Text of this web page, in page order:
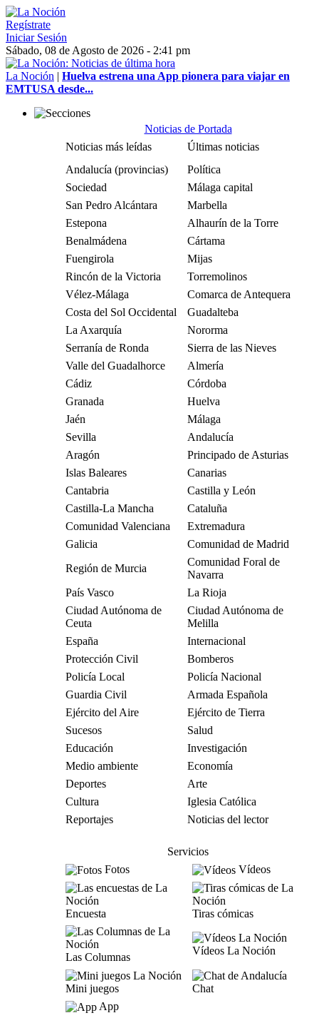
Regístrate
Iniciar Sesión
Sábado, 08 de Agosto de 2026 - 2:41 pm
La Noción | Huelva estrena una App pionera para viajar en
EMTUSA desde...
Noticias de Portada
Noticias más leídas
Últimas noticias
Andalucía (provincias)
Política
Sociedad
Málaga capital
San Pedro Alcántara
Marbella
Estepona
Alhaurín de la Torre
Benalmádena
Cártama
Fuengirola
Mijas
Rincón de la Victoria
Torremolinos
Vélez-Málaga
Comarca de Antequera
Costa del Sol Occidental
Guadalteba
La Axarquía
Nororma
Serranía de Ronda
Sierra de las Nieves
Valle del Guadalhorce
Almería
Cádiz
Córdoba
Granada
Huelva
Jaén
Málaga
Sevilla
Andalucía
Aragón
Principado de Asturias
Islas Baleares
Canarias
Cantabria
Castilla y León
Castilla-La Mancha
Cataluña
Comunidad Valenciana
Extremadura
Galicia
Comunidad de Madrid
Región de Murcia
Comunidad Foral de
Navarra
País Vasco
La Rioja
Ciudad Autónoma de
Ceuta
Ciudad Autónoma de
Melilla
España
Internacional
Protección Civil
Bomberos
Policía Local
Policía Nacional
Guardia Civil
Armada Española
Ejército del Aire
Ejército de Tierra
Sucesos
Salud
Educación
Investigación
Medio ambiente
Economía
Deportes
Arte
Cultura
Iglesia Católica
Reportajes
Noticias del lector
Servicios
Fotos
Vídeos
Encuesta Tiras cómicas
Las Columnas
Vídeos La Noción
Mini juegos
Chat
App